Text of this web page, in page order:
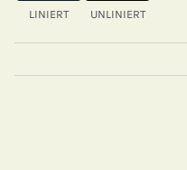
LINIERT UNLINIERT